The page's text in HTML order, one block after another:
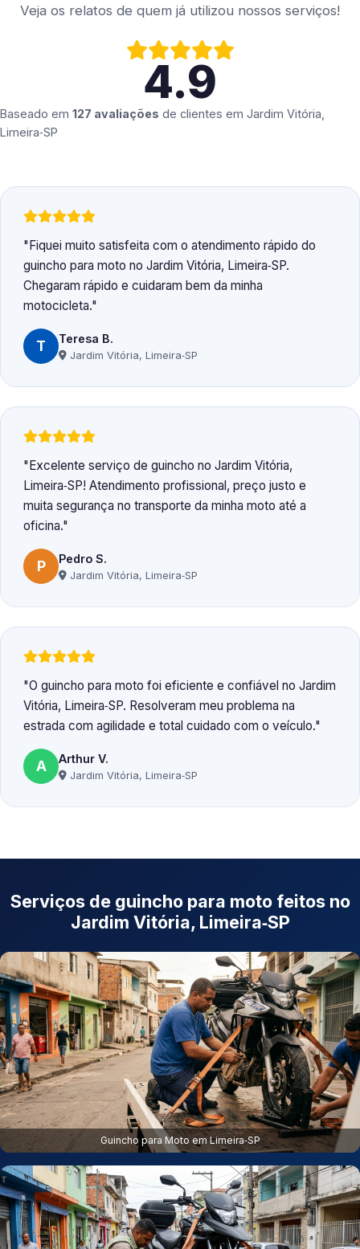
Veja os relatos de quem já utilizou nossos serviços!
4.9
Baseado em 127 avaliações de clientes em Jardim Vitória,
Limeira‑SP
Fiquei muito satisfeita com o atendimento rápido do
guincho para moto no Jardim Vitória, Limeira‑SP.
Chegaram rápido e cuidaram bem da minha
motocicleta.
T Teresa B.
Jardim Vitória, Limeira‑SP
Excelente serviço de guincho no Jardim Vitória,
Limeira‑SP! Atendimento profissional, preço justo e
muita segurança no transporte da minha moto até a
oficina.
P Pedro S.
Jardim Vitória, Limeira‑SP
O guincho para moto foi eficiente e confiável no Jardim
Vitória, Limeira‑SP. Resolveram meu problema na
estrada com agilidade e total cuidado com o veículo.
A Arthur V.
Jardim Vitória, Limeira‑SP
Serviços de guincho para moto feitos no
Jardim Vitória, Limeira‑SP
Guincho para Moto em Limeira‑SP